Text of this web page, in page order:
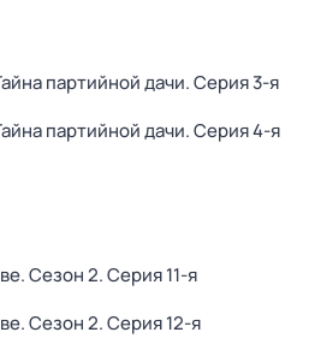
партийной дачи. Серия 3-я
партийной дачи. Серия 4-я
. Сезон 2. Серия 11-я
. Сезон 2. Серия 12-я